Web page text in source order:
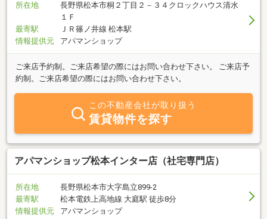
所在地
長野県松本市桐２丁目２－３４クロックハウス清水
１Ｆ
最寄駅
ＪＲ篠ノ井線 松本駅
情報提供元
アパマンショップ
ご来店予約制。ご来店希望の際にはお問い合わせ下さい。 ご来店予
約制。ご来店希望の際にはお問い合わせ下さい。
この不動産会社が取り扱う
賃貸物件を探す
アパマンショップ松本インター店（社宅専門店）
所在地
長野県松本市大字島立899-2
最寄駅
松本電鉄上高地線 大庭駅 徒歩8分
情報提供元
アパマンショップ